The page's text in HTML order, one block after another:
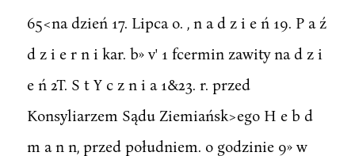
65<na dzień 17. Lipca o. , n a d z i e ń 19. P a ź
d z i e r n i kar. b» v' 1 fcermin zawity na d z i
e ń 2T. S t Y c z n i a 1&23. r. przed
Konsyliarzem Sądu Ziemiańsk>ego H e b d
m a n n, przed południem. o godzinie 9» w